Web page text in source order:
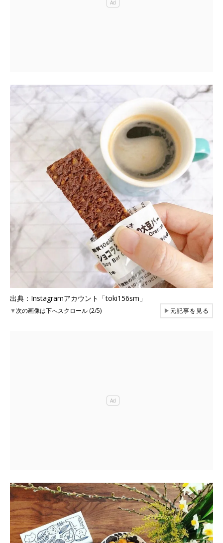
出典：Instagramアカウント「toki156sm」
▼次の画像は下へスクロール (2/5) ▶元記事を見る